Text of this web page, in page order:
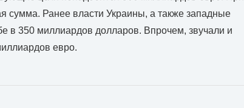
сумма. Ранее власти Украины, а также западные
в 350 миллиардов долларов. Впрочем, звучали и
евро.